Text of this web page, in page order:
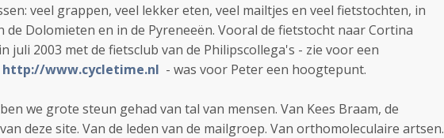
veel grappen, veel lekker eten, veel mailtjes en veel fietstochten, in
de Dolomieten en in de Pyreneeën. Vooral de fietstocht naar Cortina
juli 2003 met de fietsclub van de Philipscollega's - zie voor een
http://www.cycletime.nl - was voor Peter een hoogtepunt.
we grote steun gehad van tal van mensen. Van Kees Braam, de
deze site. Van de leden van de mailgroep. Van orthomoleculaire artsen.